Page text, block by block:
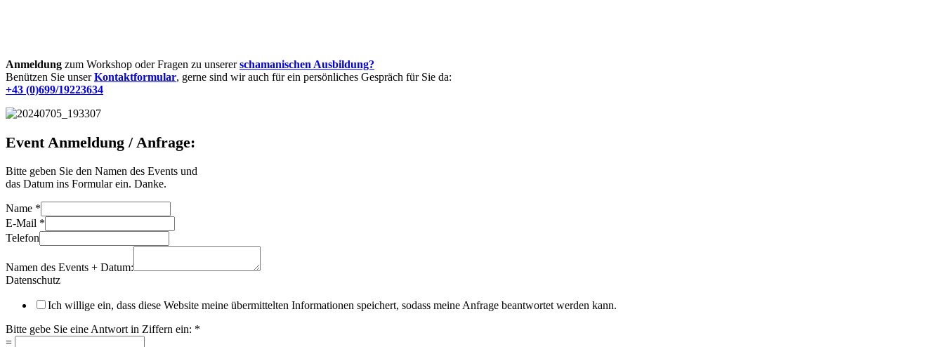
Anmeldung zum Workshop oder Fragen zu unsererschamanischen Ausbildung?
Benützen Sie unserKontaktformular, gerne sind wir auch für ein persönliches Gespräch für Sie da:
+43 (0)699/19223634
Event Anmeldung / Anfrage:
Bitte geben Sie den Namen des Events und
das Datum ins Formular ein. Danke.
Name *
E-Mail *
Telefon
Namen des Events + Datum:
Datenschutz
Ich willige ein, dass diese Website meine übermittelten Informationen speichert, sodass meine Anfrage beantwortet werden kann.
Bitte gebe Sie eine Antwort in Ziffern ein: *
=